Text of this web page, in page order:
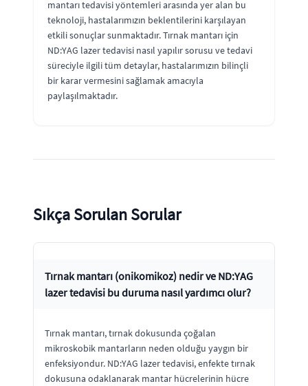
mantarı tedavisi yöntemleri arasında yer alan bu
teknoloji, hastalarımızın beklentilerini karşılayan
etkili sonuçlar sunmaktadır. Tırnak mantarı için
ND:YAG lazer tedavisi nasıl yapılır sorusu ve tedavi
süreciyle ilgili tüm detaylar, hastalarımızın bilinçli
bir karar vermesini sağlamak amacıyla
paylaşılmaktadır.
Sıkça Sorulan Sorular
Tırnak mantarı (onikomikoz) nedir ve ND:YAG
lazer tedavisi bu duruma nasıl yardımcı olur?
Tırnak mantarı, tırnak dokusunda çoğalan
mikroskobik mantarların neden olduğu yaygın bir
enfeksiyondur. ND:YAG lazer tedavisi, enfekte tırnak
dokusuna odaklanarak mantar hücrelerinin hücre